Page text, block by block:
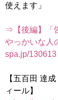
使えます」
⇒【後編】「
やっかいな人
spa.jp/130613
【五百田 達
ィール】